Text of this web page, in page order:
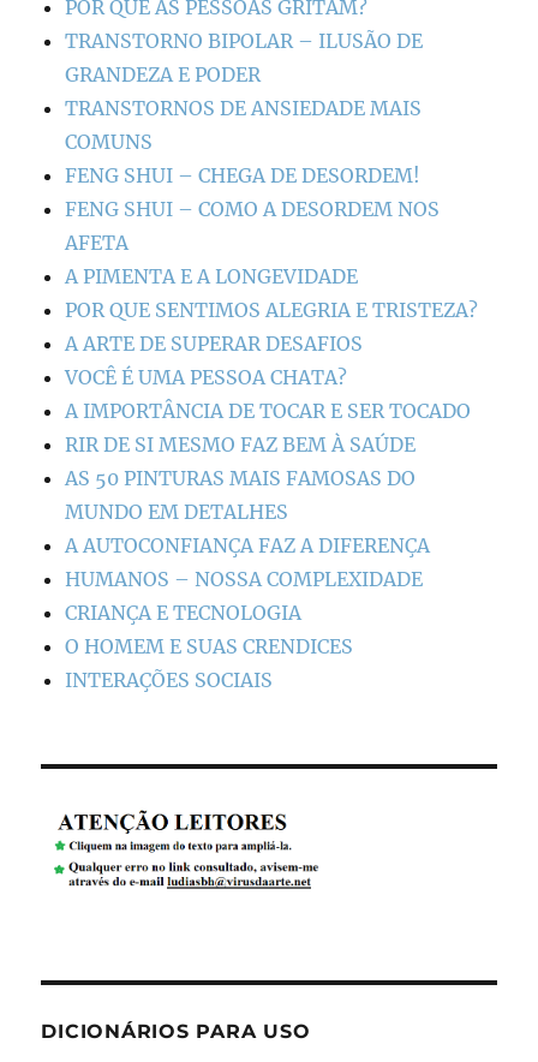
POR QUE AS PESSOAS GRITAM?
TRANSTORNO BIPOLAR – ILUSÃO DE
GRANDEZA E PODER
TRANSTORNOS DE ANSIEDADE MAIS
COMUNS
FENG SHUI – CHEGA DE DESORDEM!
FENG SHUI – COMO A DESORDEM NOS
AFETA
A PIMENTA E A LONGEVIDADE
POR QUE SENTIMOS ALEGRIA E TRISTEZA?
A ARTE DE SUPERAR DESAFIOS
VOCÊ É UMA PESSOA CHATA?
A IMPORTÂNCIA DE TOCAR E SER TOCADO
RIR DE SI MESMO FAZ BEM À SAÚDE
AS 50 PINTURAS MAIS FAMOSAS DO
MUNDO EM DETALHES
A AUTOCONFIANÇA FAZ A DIFERENÇA
HUMANOS – NOSSA COMPLEXIDADE
CRIANÇA E TECNOLOGIA
O HOMEM E SUAS CRENDICES
INTERAÇÕES SOCIAIS
DICIONÁRIOS PARA USO